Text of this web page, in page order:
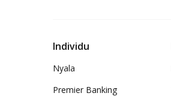
Individu
Nyala
Premier Banking